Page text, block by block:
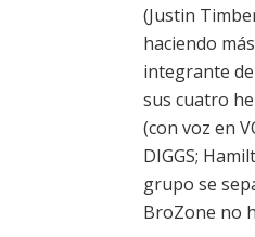
(Justin
haciendo
integrante
sus cuatro
(con voz en
DIGGS;
grupo se
BroZone no